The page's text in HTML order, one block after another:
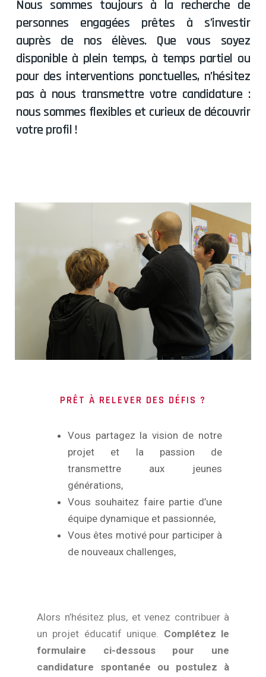
Nous sommes toujours à la recherche de
personnes engagées prêtes à s’investir
auprès de nos élèves. Que vous soyez
disponible à plein temps, à temps partiel ou
pour des interventions ponctuelles, n’hésitez
pas à nous transmettre votre candidature :
nous sommes flexibles et curieux de découvrir
votre profil !
PRÊT À RELEVER DES DÉFIS ?
Vous partagez la vision de notre
projet et la passion de
transmettre aux jeunes
générations,
Vous souhaitez faire partie d’une
équipe dynamique et passionnée,
Vous êtes motivé pour participer à
de nouveaux challenges,
Alors n’hésitez plus, et venez contribuer à
un projet éducatif unique. Complétez le
formulaire ci-dessous pour une
candidature spontanée ou postulez à